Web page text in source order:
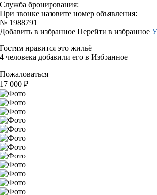
Служба бронирования:
При звонке назовите номер объявления:
№ 1988791
Добавить в избранное Перейти в избранное
Гостям нравится это жильё
4 человека добавили его в Избранное
Пожаловаться
17 000 ₽